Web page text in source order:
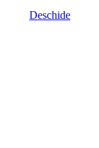
Deschide